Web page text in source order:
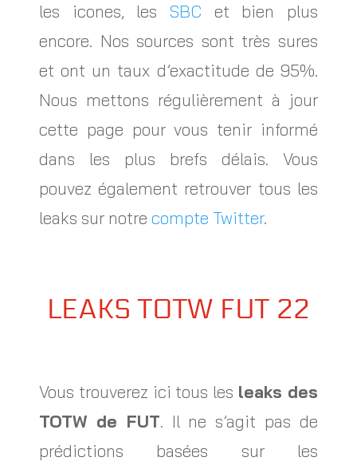
les icones, les SBC et bien plus
encore. Nos sources sont très sures
et ont un taux d’exactitude de 95%.
Nous mettons régulièrement à jour
cette page pour vous tenir informé
dans les plus brefs délais. Vous
pouvez également retrouver tous les
leaks sur notrecompte Twitter.
LEAKS TOTW FUT 22
Vous trouverez ici tous les leaks des
TOTW de FUT. Il ne s’agit pas de
prédictions basées sur les